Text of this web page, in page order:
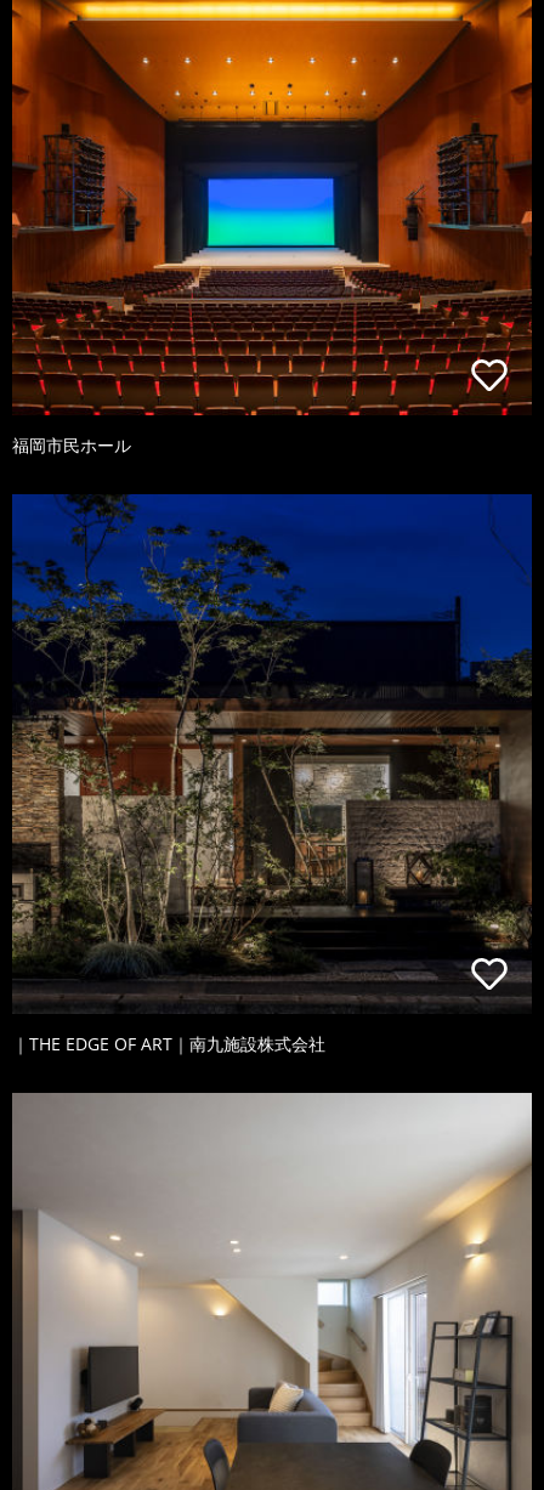
福岡市民ホール
｜THE EDGE OF ART｜南九施設株式会社